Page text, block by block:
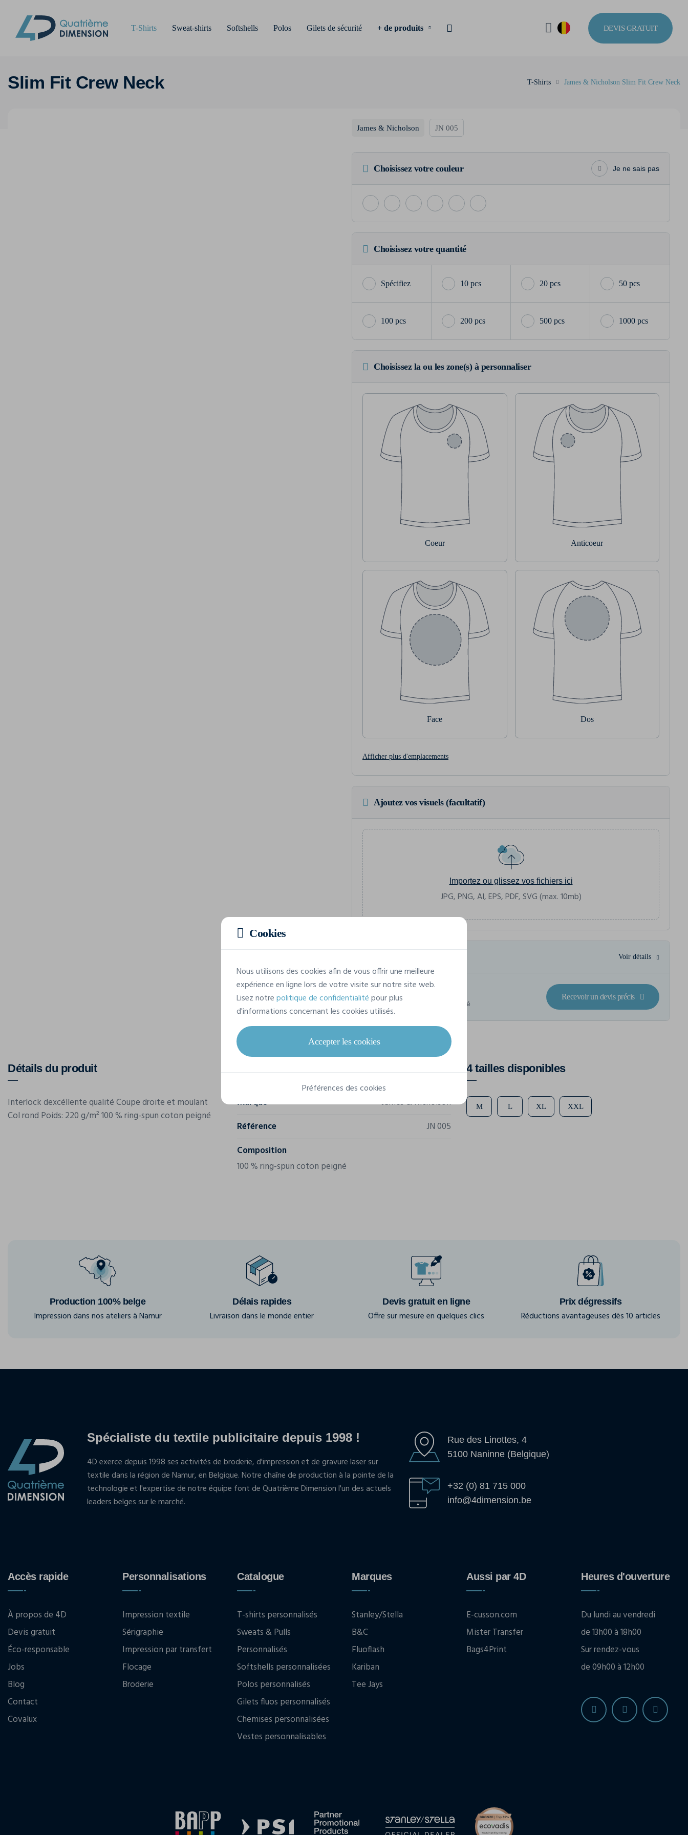
T-Shirts Sweat-shirts Softshells Polos Gilets de sécurité + de produits DEVIS GRATUIT
Slim Fit Crew Neck T-Shirts James & Nicholson Slim Fit Crew Neck
James & Nicholson JN 005
Choisissez votre couleur Je ne sais pas
Choisissez votre quantité
10 pcs 20 pcs 50 pcs
100 pcs 200 pcs 500 pcs 1000 pcs
Choisissez la ou les zone(s) à personnaliser
Coeur Anticoeur
Face Dos
Afficher plus d'emplacements
Ajoutez vos visuels (facultatif)
Importez ou glissez vos fichiers ici
JPG, PNG, AI, EPS, PDF, SVG (max. 10mb)
Voir détails
Prix sur demande
Demandez votre devis personnalisé
Recevoir un devis précis
Détails du produit
Interlock dexcéllente qualité Coupe droite et moulant
Col rond Poids: 220 g/m² 100 % ring-spun coton peigné
Marque
James & Nicholson
Référence
JN 005
Composition
100 % ring-spun coton peigné
4 tailles disponibles
M L XL XXL
Production 100% belge
Impression dans nos ateliers à Namur
Délais rapides
Livraison dans le monde entier
Devis gratuit en ligne
Offre sur mesure en quelques clics
Prix dégressifs
Réductions avantageuses dès 10 articles
Spécialiste du textile publicitaire depuis 1998 !
4D exerce depuis 1998 ses activités de broderie, d'impression et de gravure laser sur
textile dans la région de Namur, en Belgique. Notre chaîne de production à la pointe de la
technologie et l'expertise de notre équipe font de Quatrième Dimension l'un des actuels
leaders belges sur le marché.
Rue des Linottes, 4
5100 Naninne (Belgique)
+32 (0) 81 715 000
info@4dimension.be
Accès rapide
À propos de 4D
Devis gratuit
Éco-responsable
Jobs
Blog
Contact
Covalux
Personnalisations
Impression textile
Sérigraphie
Impression par transfert
Flocage
Broderie
Catalogue
T-shirts personnalisés
Sweats & Pulls
Personnalisés
Softshells personnalisées
Polos personnalisés
Gilets fluos personnalisés
Chemises personnalisées
Vestes personnalisables
Marques
Stanley/Stella
B&C
Fluoflash
Kariban
Tee Jays
Aussi par 4D
E-cusson.com
Mister Transfer
Bags4Print
Heures d'ouverture
Du lundi au vendredi
de 13h00 à 18h00
Sur rendez-vous
de 09h00 à 12h00
Cookies
Nous utilisons des cookies afin de vous offrir une meilleure
expérience en ligne lors de votre visite sur notre site web.
Lisez notrepolitique de confidentialitépour plus
d'informations concernant les cookies utilisés.
Accepter les cookies
Préférences des cookies